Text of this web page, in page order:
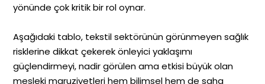
yönünde çok kritik bir rol oynar.
Aşağıdaki tablo, tekstil sektörünün görünmeyen sağlık
risklerine dikkat çekerek önleyici yaklaşımı
güçlendirmeyi, nadir görülen ama etkisi büyük olan
mesleki maruziyetleri hem bilimsel hem de saha